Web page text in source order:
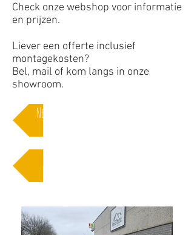
Check onze webshop voor informatie
en prijzen.
Liever een offerte inclusief
montagekosten?
Bel, mail of kom langs in onze
showroom.
Neem een kijkje op onze webshop